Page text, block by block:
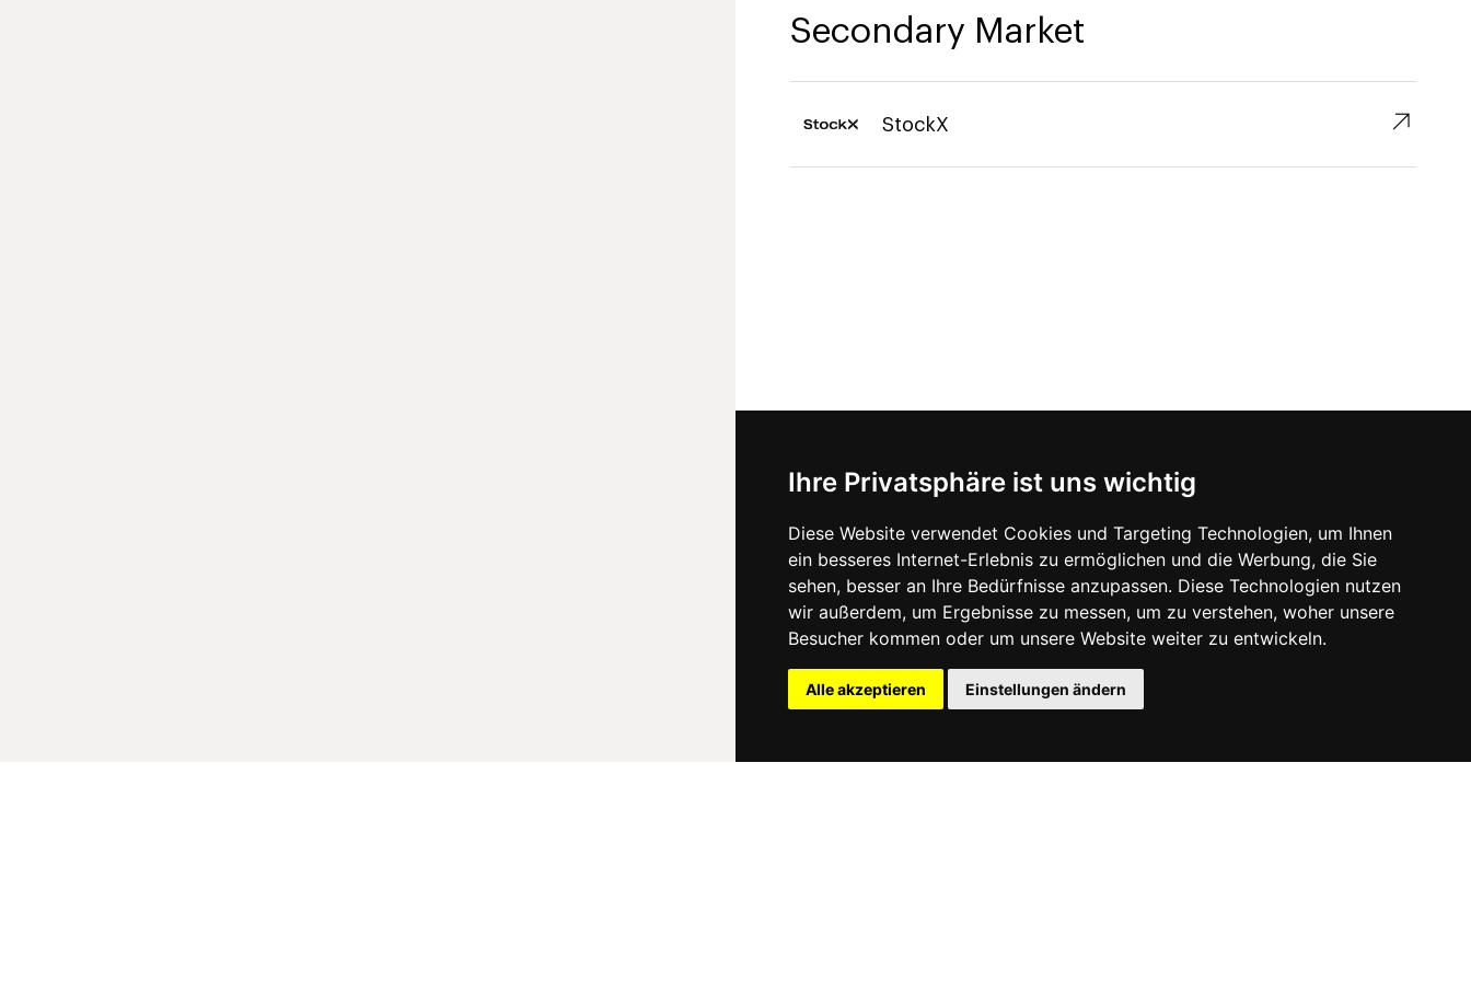
Ihre Privatsphäre ist uns wichtig
Diese Website verwendet Cookies und Targeting Technologien, um Ihnen
ein besseres Internet-Erlebnis zu ermöglichen und die Werbung, die Sie
sehen, besser an Ihre Bedürfnisse anzupassen. Diese Technologien nutzen
wir außerdem, um Ergebnisse zu messen, um zu verstehen, woher unsere
Besucher kommen oder um unsere Website weiter zu entwickeln.
Alle akzeptieren Einstellungen ändern
Secondary Market
StockX ↗︎